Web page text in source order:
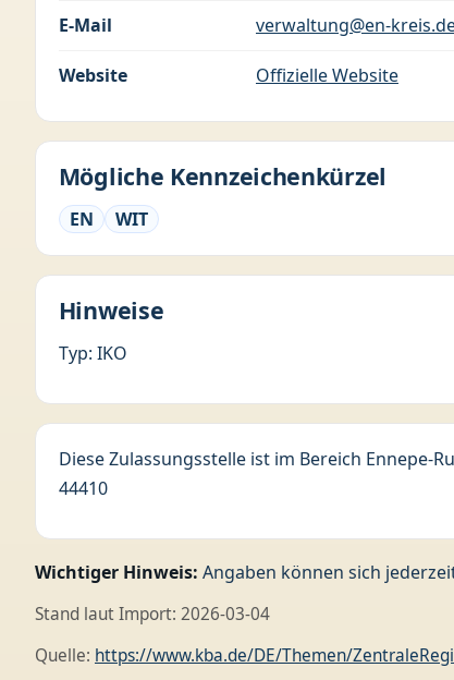
E-Mail verwaltung@en-
Website Offizielle Website
Mögliche Kennzeichenkürzel
EN WIT
Hinweise
Typ: IKO
Diese Zulassungsstelle ist im Bereich Ennepe-
44410
Wichtiger Hinweis: Angaben können sich
Stand laut Import: 2026-03-04
Quelle: https://www.kba.de/DE/Themen/